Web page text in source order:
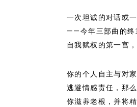
一次坦诚的对话或
——今年三部曲的终
自我赋权的第一宫
你的个人自主与对
逃避情感责任，那
你滋养老根，并将